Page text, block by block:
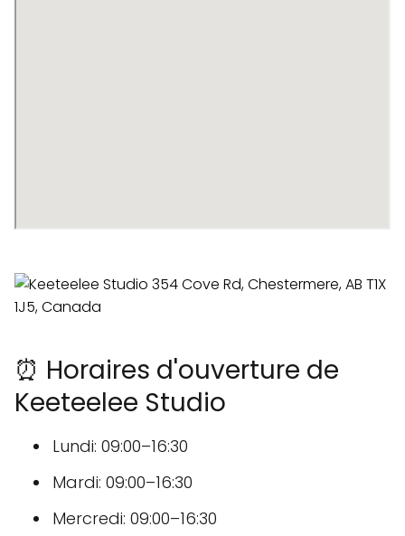
⏰ Horaires d'ouverture de
Keeteelee Studio
Lundi: 09:00–16:30
Mardi: 09:00–16:30
Mercredi: 09:00–16:30